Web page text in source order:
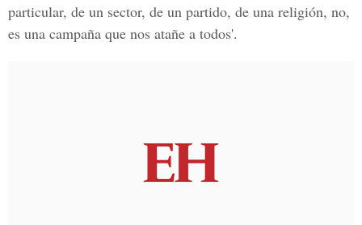
particular, de un sector, de un partido, de una religión, no,
es una campaña que nos atañe a todos'.